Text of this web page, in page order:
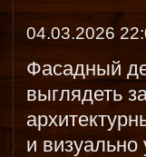
04.03.2026
Фасадный
выглядеть
и